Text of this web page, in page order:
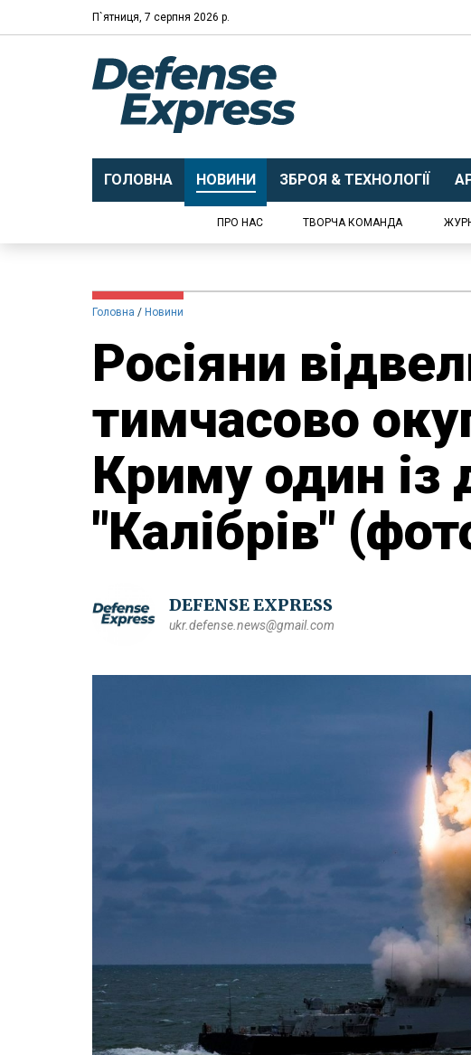
П`ятниця, 7 серпня 2026 р.
ГОЛОВНА НОВИНИ ЗБРОЯ & ТЕХНОЛОГІЇ
ПРО НАС ТВОРЧА КОМАНДА
Головна Новини
Росіяни
тимчасово
Криму один із
"Калібрів"
DEFENSE EXPRESS
ukr.defense.news@gmail.com